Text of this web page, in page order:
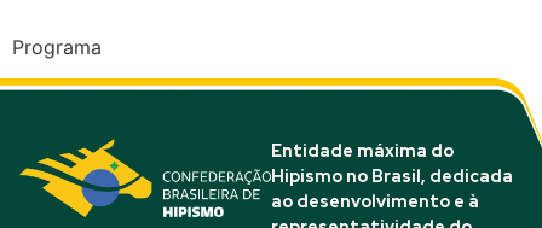
Programa
Entidade máxima do
Hipismo no Brasil, dedicada
ao desenvolvimento e à